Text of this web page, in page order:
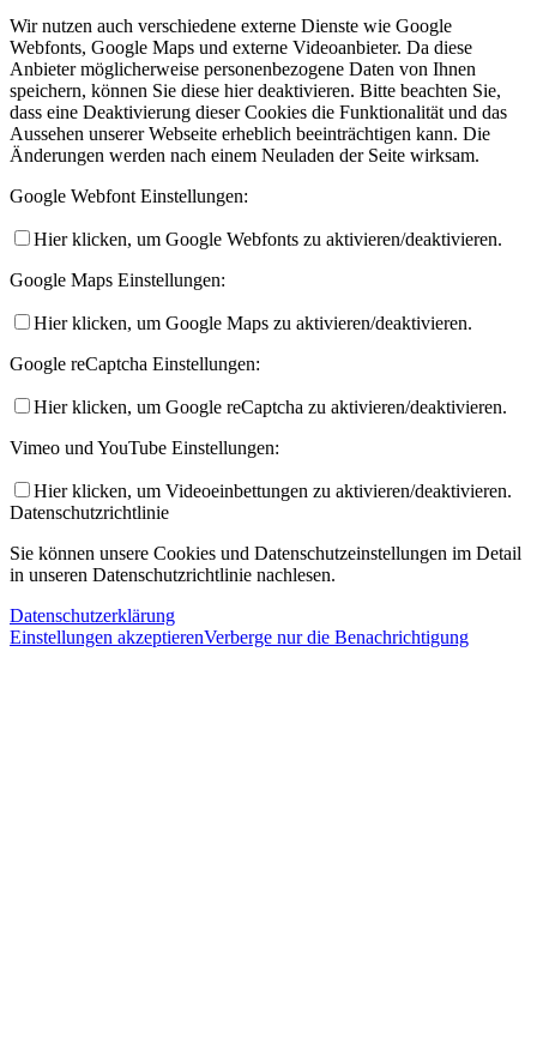
Wir nutzen auch verschiedene externe Dienste wie Google
Webfonts, Google Maps und externe Videoanbieter. Da diese
Anbieter möglicherweise personenbezogene Daten von Ihnen
speichern, können Sie diese hier deaktivieren. Bitte beachten Sie,
dass eine Deaktivierung dieser Cookies die Funktionalität und das
Aussehen unserer Webseite erheblich beeinträchtigen kann. Die
Änderungen werden nach einem Neuladen der Seite wirksam.
Google Webfont Einstellungen:
Hier klicken, um Google Webfonts zu aktivieren/deaktivieren.
Google Maps Einstellungen:
Hier klicken, um Google Maps zu aktivieren/deaktivieren.
Google reCaptcha Einstellungen:
Hier klicken, um Google reCaptcha zu aktivieren/deaktivieren.
Vimeo und YouTube Einstellungen:
Hier klicken, um Videoeinbettungen zu aktivieren/deaktivieren.
Datenschutzrichtlinie
Sie können unsere Cookies und Datenschutzeinstellungen im Detail
in unseren Datenschutzrichtlinie nachlesen.
Datenschutzerklärung
Einstellungen akzeptierenVerberge nur die Benachrichtigung